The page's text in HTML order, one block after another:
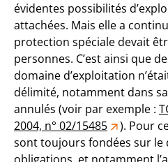
évidentes possibilités
attachées. Mais elle a
protection spéciale devait
personnes. C’est ainsi que
domaine d’exploitation
délimité, notamment dans
annulés (voir par exemple :
2004, n° 02/15485
). Pour
sont toujours fondées sur le